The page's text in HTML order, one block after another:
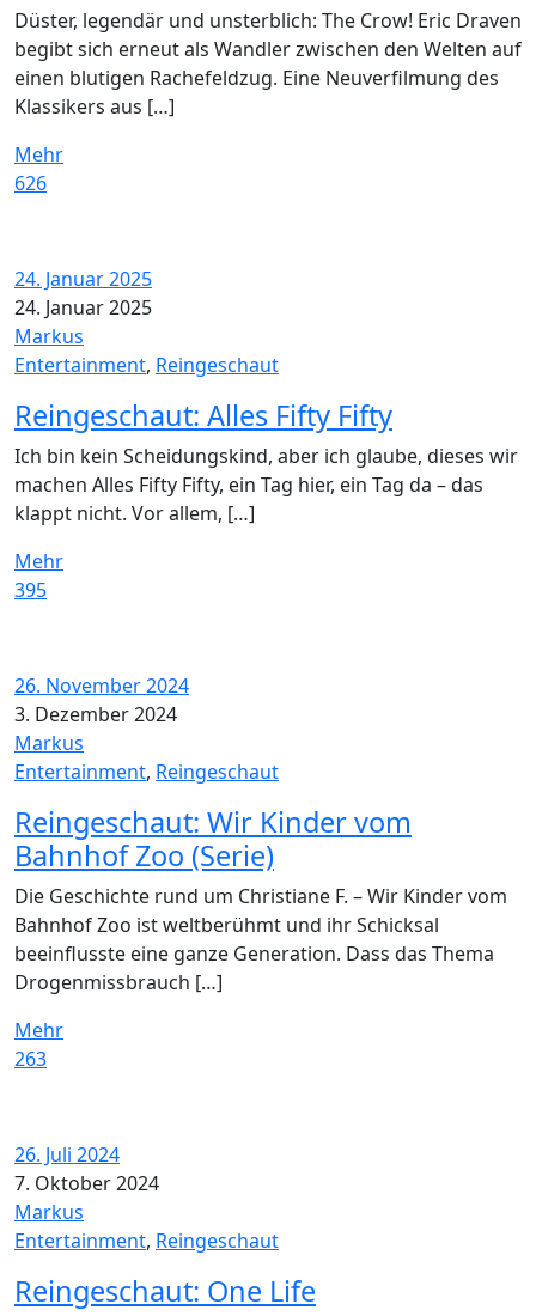
Düster, legendär und unsterblich: The Crow! Eric Draven
begibt sich erneut als Wandler zwischen den Welten auf
einen blutigen Rachefeldzug. Eine Neuverfilmung des
Klassikers aus […]
Mehr
626
24. Januar 2025
24. Januar 2025
Markus
Entertainment, Reingeschaut
Reingeschaut: Alles Fifty Fifty
Ich bin kein Scheidungskind, aber ich glaube, dieses wir
machen Alles Fifty Fifty, ein Tag hier, ein Tag da – das
klappt nicht. Vor allem, […]
Mehr
395
26. November 2024
3. Dezember 2024
Markus
Entertainment, Reingeschaut
Reingeschaut: Wir Kinder vom
Bahnhof Zoo (Serie)
Die Geschichte rund um Christiane F. – Wir Kinder vom
Bahnhof Zoo ist weltberühmt und ihr Schicksal
beeinflusste eine ganze Generation. Dass das Thema
Drogenmissbrauch […]
Mehr
263
26. Juli 2024
7. Oktober 2024
Markus
Entertainment, Reingeschaut
Reingeschaut: One Life